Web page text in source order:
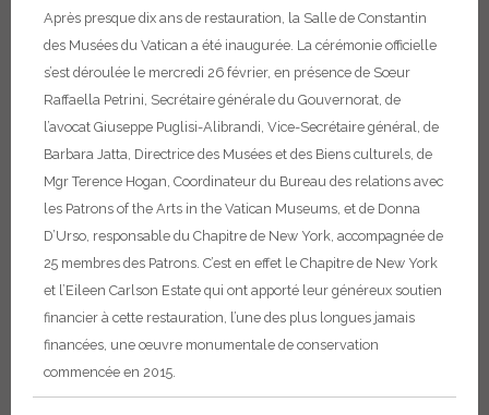
Après presque dix ans de restauration, la Salle de Constantin
des Musées du Vatican a été inaugurée. La cérémonie officielle
s’est déroulée le mercredi 26 février, en présence de Sœur
Raffaella Petrini, Secrétaire générale du Gouvernorat, de
l’avocat Giuseppe Puglisi-Alibrandi, Vice-Secrétaire général, de
Barbara Jatta, Directrice des Musées et des Biens culturels, de
Mgr Terence Hogan, Coordinateur du Bureau des relations avec
les Patrons of the Arts in the Vatican Museums, et de Donna
D’Urso, responsable du Chapitre de New York, accompagnée de
25 membres des Patrons. C’est en effet le Chapitre de New York
et l’Eileen Carlson Estate qui ont apporté leur généreux soutien
financier à cette restauration, l’une des plus longues jamais
financées, une œuvre monumentale de conservation
commencée en 2015.